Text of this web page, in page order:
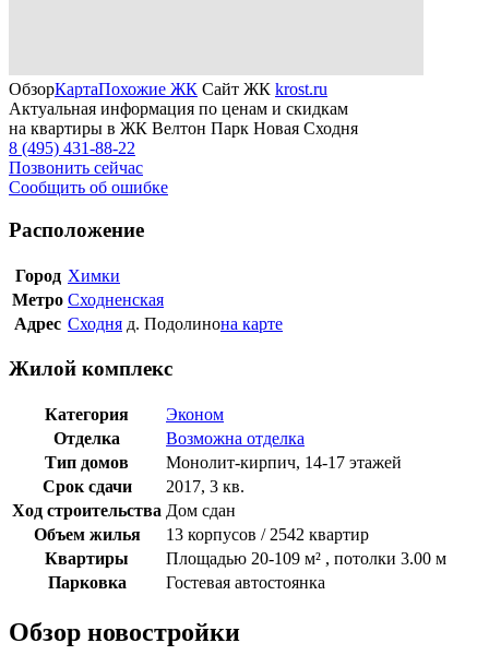
ОбзорКартаПохожие ЖК Сайт ЖК krost.ru
Актуальная информация по ценам и скидкам
на квартиры в ЖК Велтон Парк Новая Сходня
8 (495) 431-88-22
Позвонить сейчас
Сообщить об ошибке
Расположение
Город Химки
Метро Сходненская
Адрес Сходня д. Подолинона карте
Жилой комплекс
Категория
Эконом
Отделка
Возможна отделка
Тип домов
Монолит-кирпич, 14-17 этажей
Срок сдачи
2017, 3 кв.
Ход строительства Дом сдан
Объем жилья
13 корпусов / 2542 квартир
Квартиры
Площадью 20-109 м² , потолки 3.00 м
Парковка
Гостевая автостоянка
Обзор новостройки